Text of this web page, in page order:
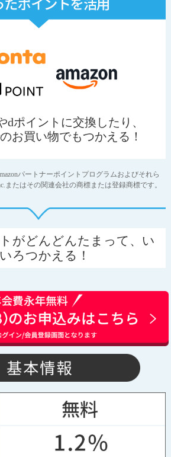
dポイントに交換したり、
お買い物でもつかえる！
パートナーポイントプログラムおよびそれら
またはその関連会社の商標または登録商標です。
がどんどんたまって、い
ろつかえる！